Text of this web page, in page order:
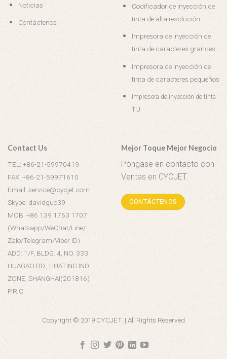
Noticias
Contáctenos
Codificador de inyección de
tinta de alta resolución
Impresora de inyección de
tinta de caracteres grandes
Impresora de inyección de
tinta de caracteres pequeños
Impresora de inyección de tinta
TIJ
Contact Us
TEL: +86-21-59970419
FAX: +86-21-59971610
Email: service@cycjet.com
Skype: davidguo39
MOB: +86 139 1763 1707
(Whatsapp/WeChat/Line/
Zalo/Telegram/Viber ID)
ADD: 1/F, BLDG. 4, NO. 333
HUAGAO RD., HUATING IND.
ZONE, SHANGHAI(201816)
P.R.C
Mejor Toque Mejor Negocio
Póngase en contacto con
Ventas en CYCJET.
CONTÁCTENOS
Copyright © 2019 CYCJET. | All Rights Reserved